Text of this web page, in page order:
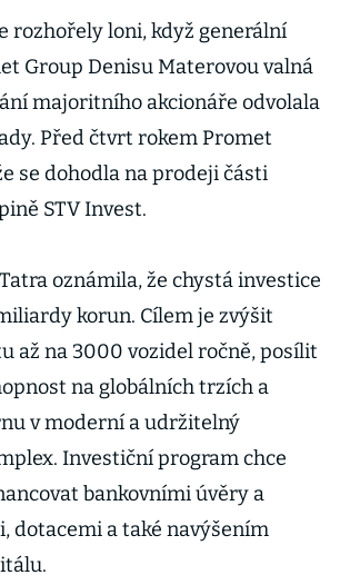
rozhořely loni, když generální
Group Denisu Materovou valná
majoritního akcionáře odvolala
Před čtvrt rokem Promet
se dohodla na prodeji části
STV Invest.
oznámila, že chystá investice
korun. Cílem je zvýšit
až na 3000 vozidel ročně, posílit
na globálních trzích a
v moderní a udržitelný
Investiční program chce
bankovními úvěry a
dotacemi a také navýšením